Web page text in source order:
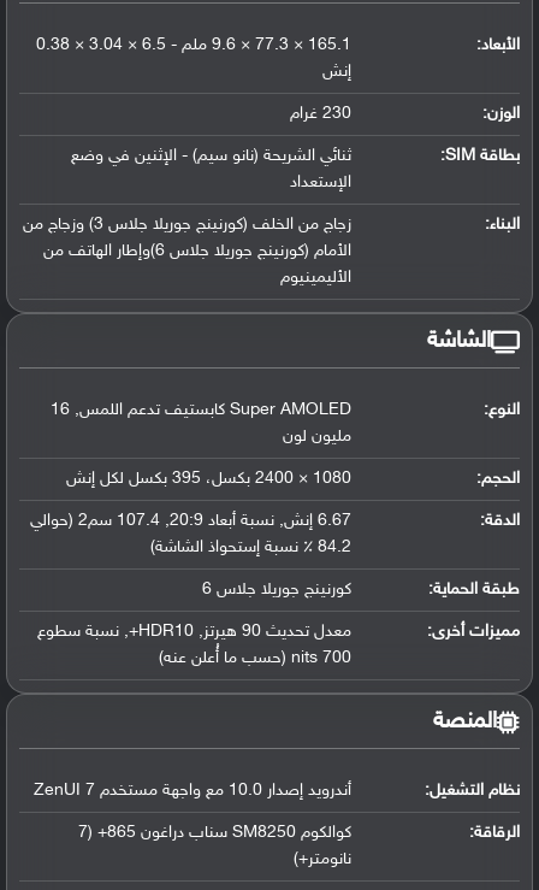
الأبعاد:
165.1 × 77.3 × 9.6 ملم - 6.5 × 3.04 × 0.38
إنش
الوزن: 230 غرام
بطاقة SIM:
ثنائي الشريحة (نانو سيم) - الإثنين في وضع
الإستعداد
البناء:
زجاج من الخلف (كورنينج جوريلا جلاس 3) وزجاج من
الأمام (كورنينج جوريلا جلاس 6)وإطار الهاتف من
الأليمينيوم
الشاشة
النوع:
Super AMOLED كابستيف تدعم اللمس, 16
مليون لون
الحجم: 1080 × 2400 بكسل، 395 بكسل لكل إنش
الدقة:
6.67 إنش, نسبة أبعاد 20:9, 107.4 سم2 (حوالي
84.2 ٪ نسبة إستحواذ الشاشة)
طبقة الحماية: كورنينج جوريلا جلاس 6
مميزات أخرى:
معدل تحديث 90 هيرتز, HDR10+, نسبة سطوع
700 nits (حسب ما أُعلن عنه)
المنصة
نظام التشغيل: أندرويد إصدار 10.0 مع واجهة مستخدم ZenUI 7
الرقاقة:
كوالكوم SM8250 سناب دراغون 865+ (7
نانومتر+)